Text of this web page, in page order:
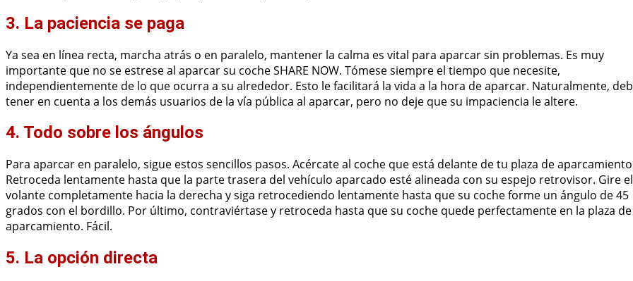
3. La paciencia se paga
Ya sea en línea recta, marcha atrás o en paralelo, mantener la calma es vital para aparcar sin problemas. Es muy
importante que no se estrese al aparcar su coche SHARE NOW. Tómese siempre el tiempo que necesite,
independientemente de lo que ocurra a su alrededor. Esto le facilitará la vida a la hora de aparcar. Naturalmente,
tener en cuenta a los demás usuarios de la vía pública al aparcar, pero no deje que su impaciencia le altere.
4. Todo sobre los ángulos
Para aparcar en paralelo, sigue estos sencillos pasos. Acércate al coche que está delante de tu plaza de
Retroceda lentamente hasta que la parte trasera del vehículo aparcado esté alineada con su espejo retrovisor. Gire el
volante completamente hacia la derecha y siga retrocediendo lentamente hasta que su coche forme un ángulo de 45
grados con el bordillo. Por último, contraviértase y retroceda hasta que su coche quede perfectamente en la plaza de
aparcamiento. Fácil.
5. La opción directa